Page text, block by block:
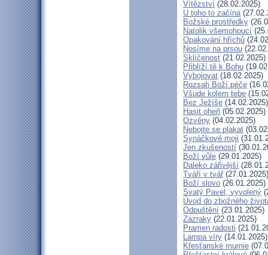
Vítězství (28.02.2025)
U toho to začíná
Božské prostředky
Natolik všemohoucí
Opakování hříchů
Nosíme na prsou
Sklíčenost (21.02.2025)
Přiblíží tě k Bohu
Vybojovat (18.02.2025)
Rozsah Boží péče
Všude kolem tebe
Bez Ježíše (14.02.2025)
Hasit oheň (05.02.2025)
Ozvěny (04.02.2025)
Nebojte se plakat
Synáčkové moji
Jen zkušeností
Boží vůle (29.01.2025)
Daleko zářivější
Tváří v tvář(27.01.2025)
Boží slovo (26.01.2025)
Svatý Pavel, vyvolený
Úvod do zbožného
Odpuštění (23.01.2025)
Zázraky (22.01.2025)
Pramen radosti
Lampa víry (14.01.2025)
Křesťanské mumie